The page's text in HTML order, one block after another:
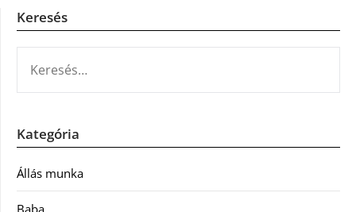
Keresés
Kategória
Állás munka